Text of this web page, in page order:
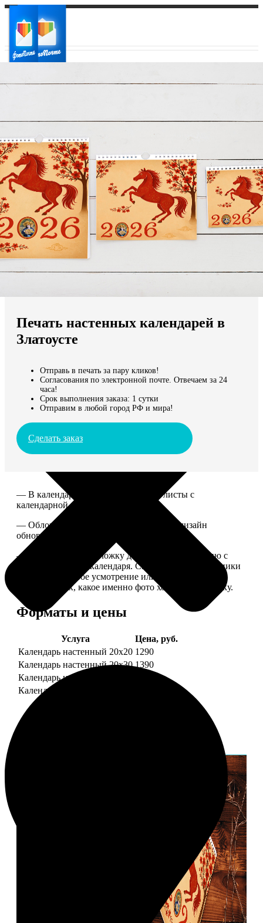
Ваш регион доставки
Выберите из списка:
Мы доставляем по всему миру
Продолжить без города
Печать настенных календарей в
Златоусте
Отправь в печать за пару кликов!
Согласования по электронной почте. Отвечаем за 24
часа!
Срок выполнения заказа: 1 сутки
Отправим в любой город РФ и мира!
Сделать заказ
— В календаре 13 листов: обложка+листы с
календарной сеткой.
— Обложка для календаря стандартная, дизайн
обновляем каждый год.
— В кружочек на обложку добавляем фотографию с
одной из страниц календаря. Снимок наши сотрудники
выбирают на свое усмотрение или пишите в
комментариях, какое именно фото хотите на обложку.
Форматы и цены
Услуга
Цена, руб.
Календарь настенный 20х20 1290
Календарь настенный 20х30 1390
Календарь настенный 30х30
Календарь настенный 30х40